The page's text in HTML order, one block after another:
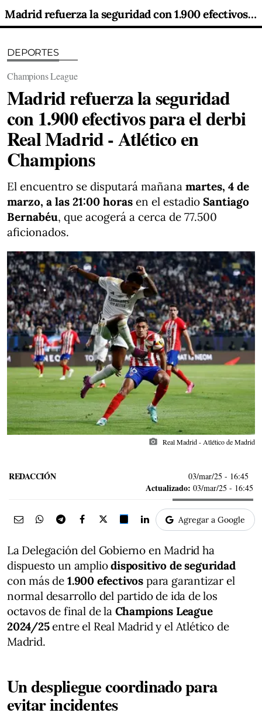
Madrid refuerza la seguridad con 1.900 efectivos para el derbi Real Madrid - Atlético en Champions
DEPORTES
Champions League
Madrid refuerza la seguridad
con 1.900 efectivos para el derbi
Real Madrid - Atlético en
Champions
El encuentro se disputará mañana martes, 4 de
marzo, a las 21:00 horas en el estadio Santiago
Bernabéu, que acogerá a cerca de 77.500
aficionados.
photo_camera Real Madrid - Atlético de Madrid
REDACCIÓN 03/mar/25 - 16:45
Actualizado: 03/mar/25 - 16:45
Agregar a Google
La Delegación del Gobierno en Madrid ha
dispuesto un ampliodispositivo de seguridad
con más de 1.900 efectivos para garantizar el
normal desarrollo del partido de ida de los
octavos de final de la Champions League
2024/25entre el Real Madrid y el Atlético de
Madrid.
Un despliegue coordinado para
evitar incidentes